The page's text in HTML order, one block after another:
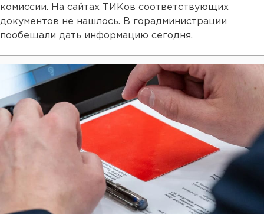
комиссии. На сайтах ТИКов соответствующих
документов не нашлось. В горадминистрации
пообещали дать информацию сегодня.